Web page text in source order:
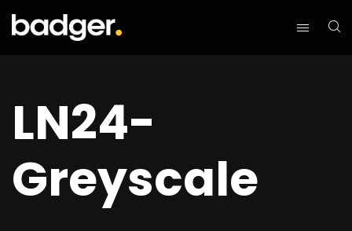
LN24-
Greyscale